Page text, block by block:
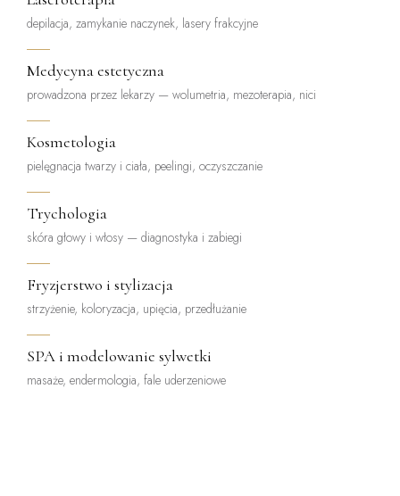
depilacja, zamykanie naczynek, lasery frakcyjne
Medycyna estetyczna
prowadzona przez lekarzy — wolumetria, mezoterapia, nici
Kosmetologia
pielęgnacja twarzy i ciała, peelingi, oczyszczanie
Trychologia
skóra głowy i włosy — diagnostyka i zabiegi
Fryzjerstwo i stylizacja
strzyżenie, koloryzacja, upięcia, przedłużanie
SPA i modelowanie sylwetki
masaże, endermologia, fale uderzeniowe